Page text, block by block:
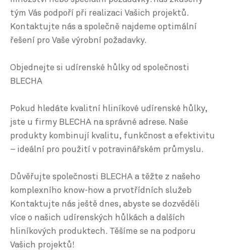
tým Vás podpoří při realizaci Vašich projektů.
Kontaktujte nás a společně najdeme optimální
řešení pro Vaše výrobní požadavky.
Objednejte si udírenské hůlky od společnosti
BLECHA
Pokud hledáte kvalitní hliníkové udírenské hůlky,
jste u firmy BLECHA na správné adrese. Naše
produkty kombinují kvalitu, funkčnost a efektivitu
– ideální pro použití v potravinářském průmyslu.
Důvěřujte společnosti BLECHA a těžte z našeho
komplexního know-how a prvotřídních služeb
Kontaktujte nás ještě dnes, abyste se dozvěděli
více o našich udírenských hůlkách a dalších
hliníkových produktech. Těšíme se na podporu
Vašich projektů!